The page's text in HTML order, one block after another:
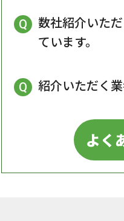
数社紹介いた
ています。
紹介いただく
よく